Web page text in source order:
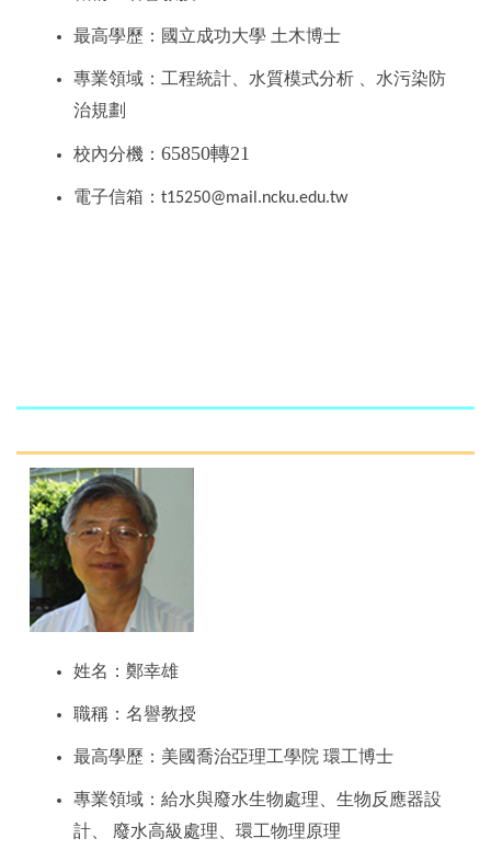
最高學歷：國立成功大學 土木博士
專業領域：工程統計、水質模式分析 、水污染防
治規劃
校內分機： 65850轉21
電子信箱： t15250@mail.ncku.edu.tw
姓名：鄭幸雄
職稱：名譽教授
最高學歷：美國喬治亞理工學院 環工博士
專業領域：給水與廢水生物處理、生物反應器設
計、 廢水高級處理、環工物理原理